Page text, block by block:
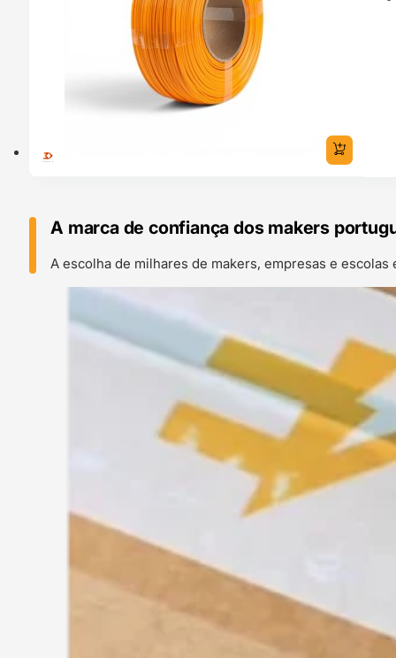
A marca de confiança dos makers
A escolha de milhares de makers, empresas e escolas